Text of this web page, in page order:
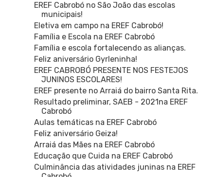
EREF Cabrobó no São João das escolas
municipais!
Eletiva em campo na EREF Cabrobó!
Família e Escola na EREF Cabrobó
Família e escola fortalecendo as alianças.
Feliz aniversário Gyrleninha!
EREF CABROBÓ PRESENTE NOS FESTEJOS
JUNINOS ESCOLARES!
EREF presente no Arraiá do bairro Santa Rita.
Resultado preliminar, SAEB - 2021na EREF
Cabrobó
Aulas temáticas na EREF Cabrobó
Feliz aniversário Geiza!
Arraiá das Mães na EREF Cabrobó
Educação que Cuida na EREF Cabrobó
Culminância das atividades juninas na EREF